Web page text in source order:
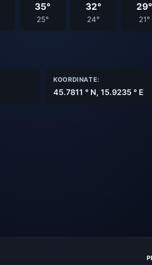
35°
25°
32°
24°
29°
21°
KOORDINATE:
45.7811 ° N, 15.9235 ° E